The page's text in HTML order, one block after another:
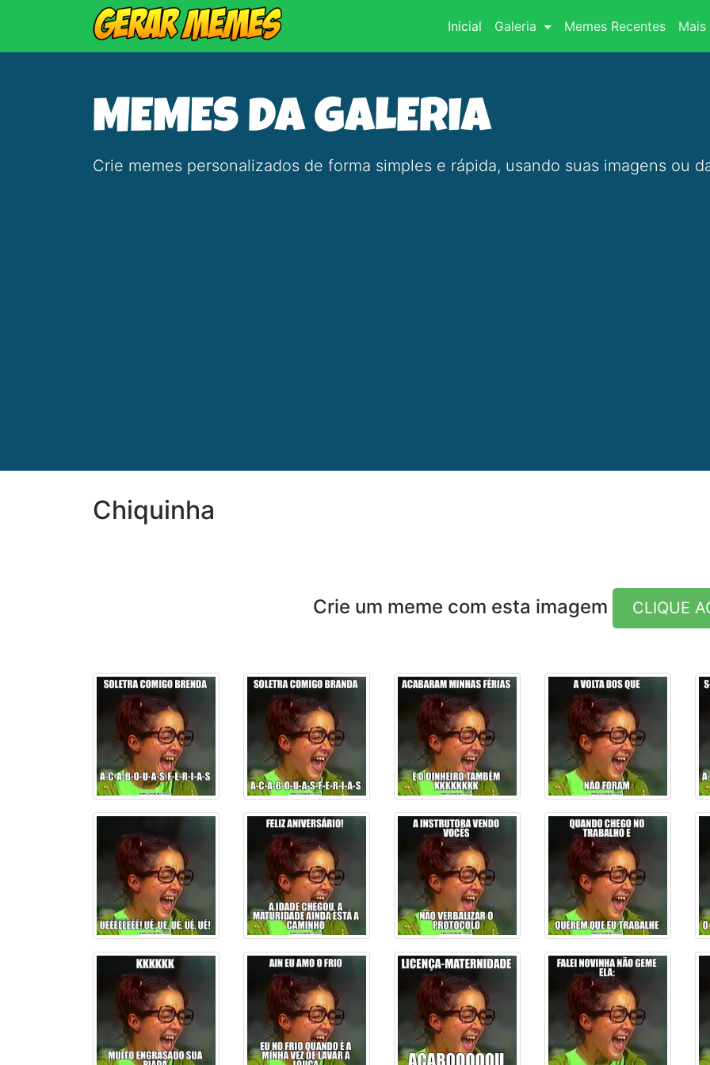
Inicial(current)
Galeria Memes Recentes
MEMES DA GALERIA
Crie memes personalizados de forma simples e rápida, usando suas imagens ou
Chiquinha
Crie um meme com esta imagem CLIQUE